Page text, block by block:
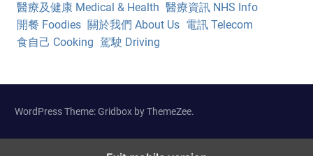
醫療及健康 Medical & Health 醫療資訊 NHS Info
開餐 Foodies 關於我們 About Us 電訊 Telecom
食自己 Cooking 駕駛 Driving
WordPress Theme: Gridbox by ThemeZee.